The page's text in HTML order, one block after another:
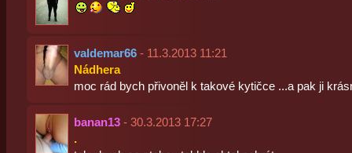
valdemar66- 11.3.2013 11:21
Nádhera
moc rád bych přivoněl k takové kytičce ...a pak ji
banan13- 30.3.2013 17:27
.